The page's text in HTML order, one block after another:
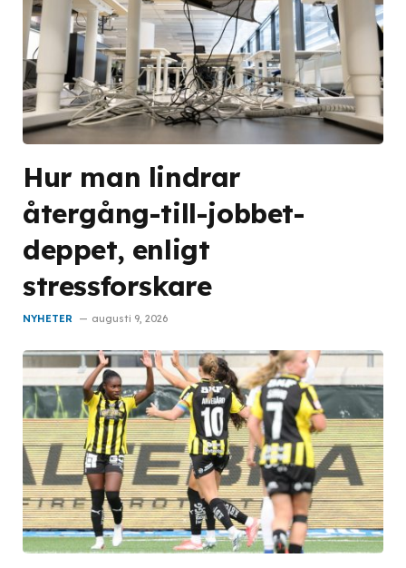
Hur man lindrar
återgång-till-jobbet-
deppet, enligt
stressforskare
NYHETER augusti 9, 2026